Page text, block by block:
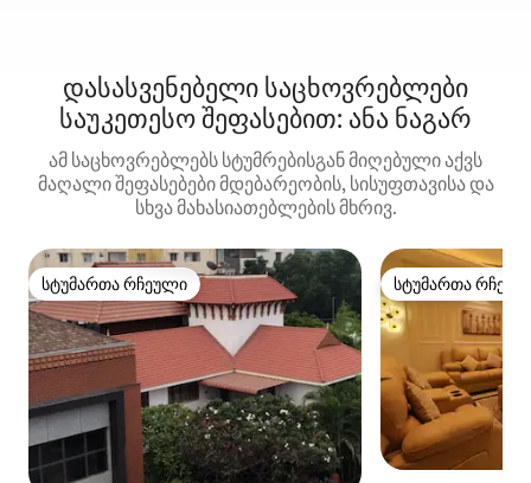
დასასვენებელი საცხოვრებლები
საუკეთესო შეფასებით: ანა ნაგარ
ამ საცხოვრებლებს სტუმრებისგან მიღებული აქვს
მაღალი შეფასებები მდებარეობის, სისუფთავისა და
სხვა მახასიათებლების მხრივ.
სტუმართა რჩეული
სტუმართა რჩეული სტუმართა
სტუმართა